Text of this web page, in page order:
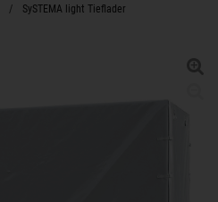
SySTEMA light Tieflader